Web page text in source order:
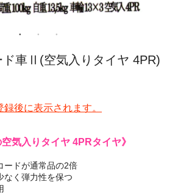
ド車Ⅱ(空気入りタイヤ 4PR)
後に表示されます。
気入りタイヤ 4PRタイヤ》
ードが通常品の2倍
なく弾力性を保つ